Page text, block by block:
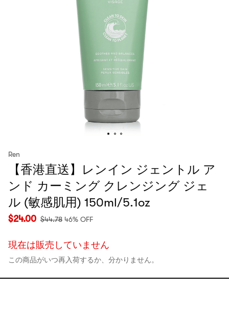
Ren
【香港直送】レンイン ジェントル ア
ンド カーミング クレンジング ジェ
ル (敏感肌用) 150ml/5.1oz
$24.00 $44.78 46% OFF
現在は販売していません
この商品がいつ再入荷するか、分かりません。